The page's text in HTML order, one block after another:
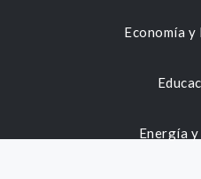
Economía y
Energía